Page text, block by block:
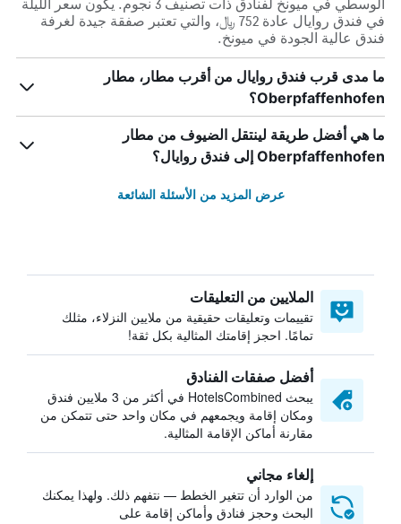
الوسطي في ميونخ لفنادق ذات تصنيف 3 نجوم. يكون سعر الليلة
في فندق روايال عادة 752 ﷼، والتي تعتبر صفقة جيدة لغرفة
فندق عالية الجودة في ميونخ.
ما مدى قرب فندق روايال من أقرب مطار، مطار
Oberpfaffenhofen؟
ما هي أفضل طريقة لينتقل الضيوف من مطار
Oberpfaffenhofen إلى فندق روايال؟
عرض المزيد من الأسئلة الشائعة
الملايين من التعليقات
تقييمات وتعليقات حقيقية من ملايين النزلاء، مثلك
تمامًا. احجز إقامتك المثالية بكل ثقة!
أفضل صفقات الفنادق
يبحث HotelsCombined في أكثر من 3 ملايين فندق
ومكان إقامة ويجمعهم في مكان واحد حتى تتمكن من
مقارنة أماكن الإقامة المثالية.
إلغاء مجاني
من الوارد أن تتغير الخطط — نتفهم ذلك. ولهذا يمكنك
البحث وحجز فنادق وأماكن إقامة على